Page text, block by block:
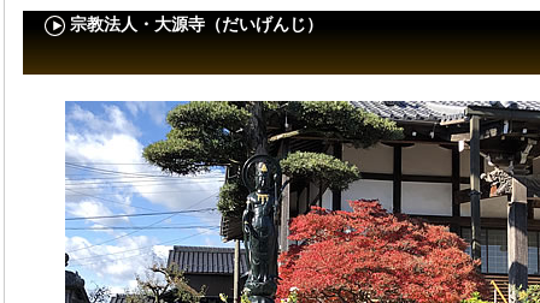
宗教法人・大源寺（だいげんじ）